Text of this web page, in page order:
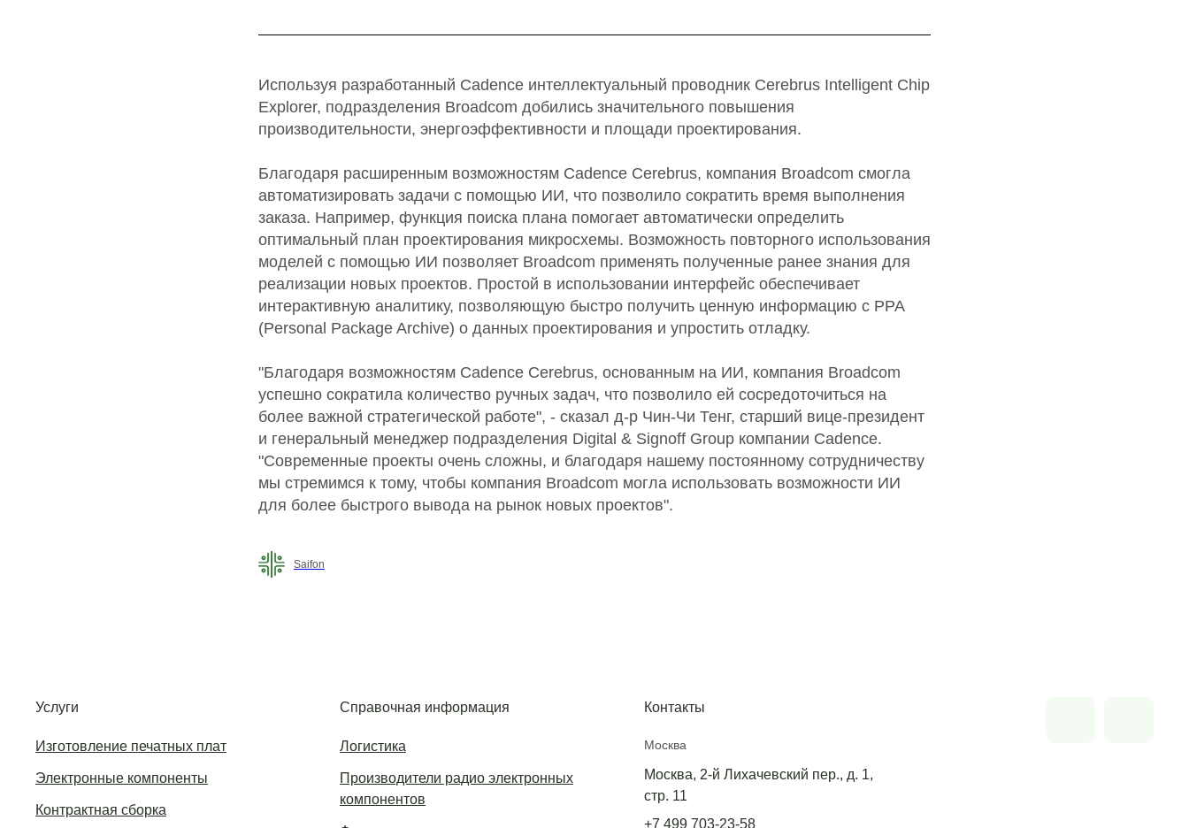
Используя разработанный Cadence интеллектуальный проводник Cerebrus Intelligent Chip
Explorer, подразделения Broadcom добились значительного повышения
производительности, энергоэффективности и площади проектирования.
Благодаря расширенным возможностям Cadence Cerebrus, компания Broadcom смогла
автоматизировать задачи с помощью ИИ, что позволило сократить время выполнения
заказа. Например, функция поиска плана помогает автоматически определить
оптимальный план проектирования микросхемы. Возможность повторного использования
моделей с помощью ИИ позволяет Broadcom применять полученные ранее знания для
реализации новых проектов. Простой в использовании интерфейс обеспечивает
интерактивную аналитику, позволяющую быстро получить ценную информацию с PPA
(Personal Package Archive) о данных проектирования и упростить отладку.
"Благодаря возможностям Cadence Cerebrus, основанным на ИИ, компания Broadcom
успешно сократила количество ручных задач, что позволило ей сосредоточиться на
более важной стратегической работе", - сказал д-р Чин-Чи Тенг, старший вице-президент
и генеральный менеджер подразделения Digital & Signoff Group компании Cadence.
"Современные проекты очень сложны, и благодаря нашему постоянному сотрудничеству
мы стремимся к тому, чтобы компания Broadcom могла использовать возможности ИИ
для более быстрого вывода на рынок новых проектов".
Saifon
Контакты
Москва
Москва, 2-й Лихачевский пер., д. 1,
стр. 11
+7 499 703-23-58
Справочная информация
Изготовление печатных плат
Электронные компоненты
Контрактная сборка
Услуги
Логистика
Производители радио электронных
компонентов